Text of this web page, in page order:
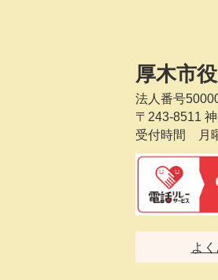
厚木市
法人番号
〒243-8511
受付時間 月
よ